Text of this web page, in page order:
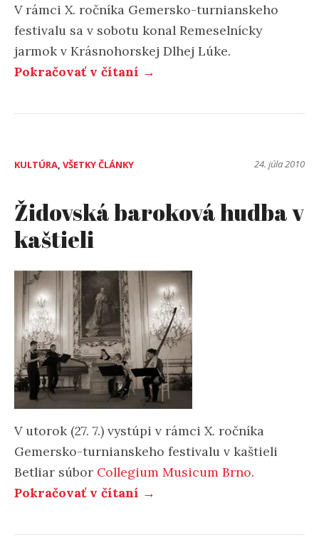
V rámci X. ročníka Gemersko-turnianskeho
festivalu sa v sobotu konal Remeselnícky
jarmok v Krásnohorskej Dlhej Lúke.
Pokračovať v čítaní „Predviedli
zručnosti“
→
KULTÚRA, VŠETKY ČLÁNKY 24. júla 2010
Židovská baroková hudba v
kaštieli
V utorok (27. 7.) vystúpi v rámci X. ročníka
Gemersko-turnianskeho festivalu v kaštieli
Betliar súbor Collegium Musicum Brno.
Pokračovať v čítaní „Židovská
hudba
→